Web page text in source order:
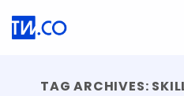
TAG ARCHIVES: